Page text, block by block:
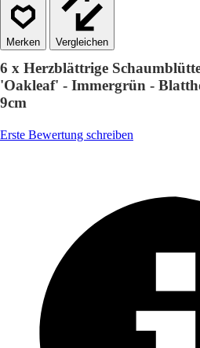
Vergleichen
6 x Herzblättrige
'Oakleaf' - Immergrün -
9cm
Erste Bewertung schreiben